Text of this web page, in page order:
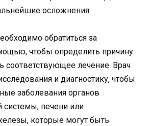
осложнения.
обратиться за
чтобы определить причину
соответствующее лечение. Врач
и диагностику, чтобы
заболевания органов
системы, печени или
которые могут быть